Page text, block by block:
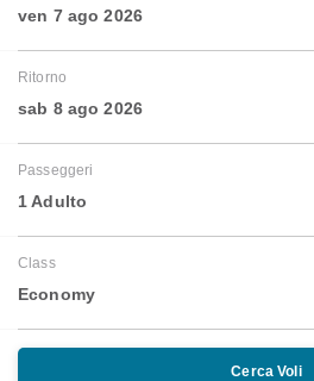
ven 7 ago 2026
Ritorno
sab 8 ago 2026
Passeggeri
1 Adulto
Class
Economy
Cerca Voli